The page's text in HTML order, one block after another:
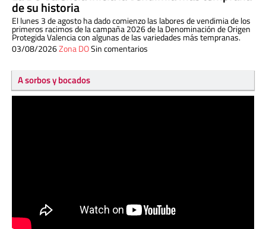
de su historia
El lunes 3 de agosto ha dado comienzo las labores de vendimia de los
primeros racimos de la campaña 2026 de la Denominación de Origen
Protegida Valencia con algunas de las variedades más tempranas.
03/08/2026Zona DOSin comentarios
A sorbos y bocados